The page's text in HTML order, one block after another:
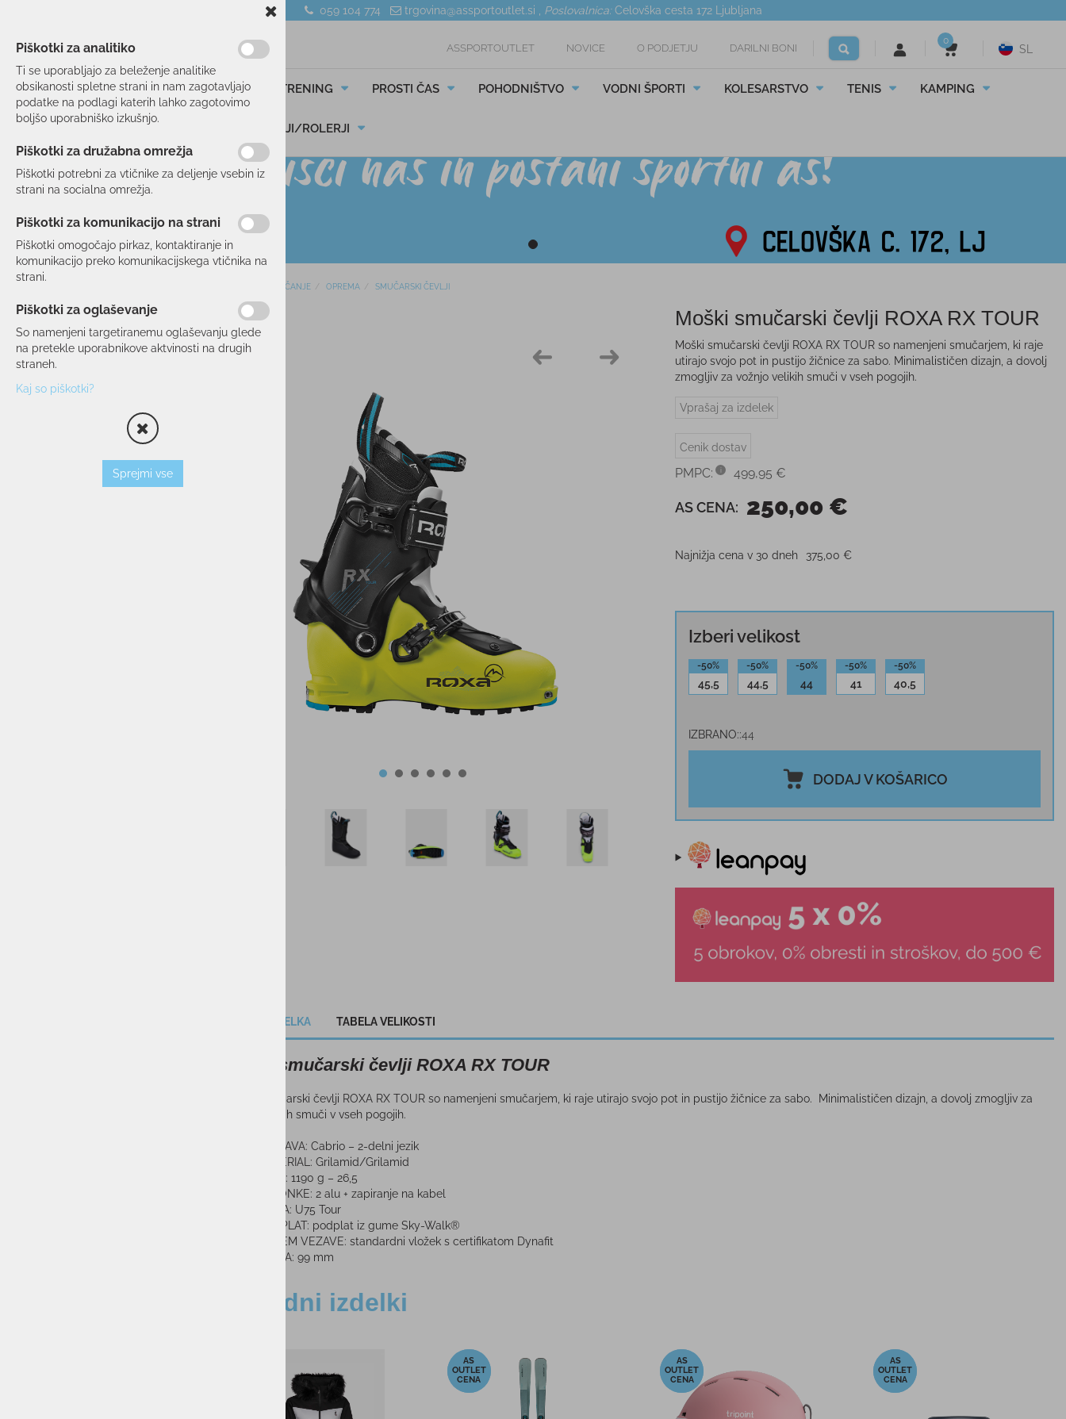
059 104 774 trgovina@assportoutlet.si Poslovalnica: Celovška cesta 172Ljubljana
ASSPORTOUTLET NOVICE O PODJETJU DARILNI BONI
0
SL
SMUČANJE TEK/TRENING PROSTI ČAS POHODNIŠTVO VODNI ŠPORTI KOLESARSTVO TENIS KAMPING
DARILNI BONI SKIROJI/ROLERJI
OBLAČILA
SMUČANJE OPREMA SMUČARSKI ČEVLJI
50 % Moški smučarski čevlji ROXA RX TOUR
Moški smučarski čevlji ROXA RX TOUR so namenjeni smučarjem, ki raje
utirajo svojo pot in pustijo žičnice za sabo. Minimalističen dizajn, a dovolj
zmogljiv za vožnjo velikih smuči v vseh pogojih.
Vprašaj za izdelek
Cenik dostav
PMPC: 499,95 €
AS CENA: 250,00 €
Najnižja cena v 30 dneh 375,00 €
Izberi velikost
-50%
45,5
-50%
44,5
-50%
44
-50%
41
-50%
40,5
IZBRANO: 44
DODAJ V KOŠARICO
OPIS IZDELKA TABELA VELIKOSTI
Moški smučarski čevlji ROXA RX TOUR
Moški smučarski čevlji ROXA RX TOUR so namenjeni smučarjem, ki raje utirajo svojo pot in pustijo žičnice za sabo. Minimalističen dizajn, a dovolj zmogljiv za
vožnjo velikih smuči v vseh pogojih.
SESTAVA: Cabrio – 2-delni jezik
MATERIAL: Grilamid/Grilamid
TEŽA: 1190 g – 26,5
ZAPONKE: 2 alu + zapiranje na kabel
LINIJA: U75 Tour
PODPLAT: podplat iz gume Sky-Walk®
SISTEM VEZAVE: standardni vložek s certifikatom Dynafit
ŠIRINA: 99 mm
Sorodni izdelki
-20% -21% -5%
Piškotki za analitiko
Ti se uporabljajo za beleženje analitike
obsikanosti spletne strani in nam zagotavljajo
podatke na podlagi katerih lahko zagotovimo
boljšo uporabniško izkušnjo.
Piškotki za družabna omrežja
Piškotki potrebni za vtičnike za deljenje vsebin iz
strani na socialna omrežja.
Piškotki za komunikacijo na strani
Piškotki omogočajo pirkaz, kontaktiranje in
komunikacijo preko komunikacijskega vtičnika na
strani.
Piškotki za oglaševanje
So namenjeni targetiranemu oglaševanju glede
na pretekle uporabnikove aktvinosti na drugih
straneh.
Kaj so piškotki?
Sprejmi vse